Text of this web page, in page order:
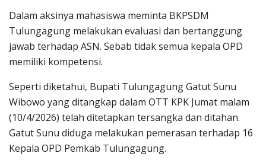
Dalam aksinya mahasiswa meminta BKPSDM
Tulungagung melakukan evaluasi dan bertanggung
jawab terhadap ASN. Sebab tidak semua kepala OPD
memiliki kompetensi.
Seperti diketahui, Bupati Tulungagung Gatut Sunu
Wibowo yang ditangkap dalam OTT KPK Jumat malam
(10/4/2026) telah ditetapkan tersangka dan ditahan.
Gatut Sunu diduga melakukan pemerasan terhadap 16
Kepala OPD Pemkab Tulungagung.